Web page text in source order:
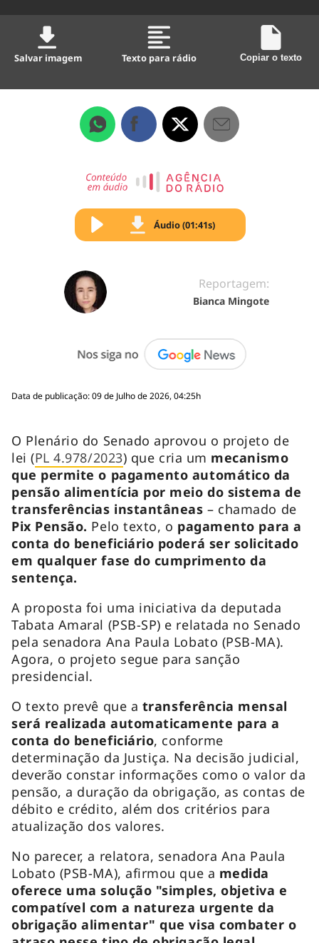
Salvar imagem Texto para rádio Copiar o texto
Áudio (01:41s)
Reportagem:
Bianca Mingote
Data de publicação: 09 de Julho de 2026, 04:25h
O Plenário do Senado aprovou o projeto de
lei (PL 4.978/2023) que cria um mecanismo
que permite o pagamento automático da
pensão alimentícia por meio do sistema de
transferências instantâneas– chamado de
Pix Pensão. Pelo texto, o pagamento para a
conta do beneficiário poderá ser solicitado
em qualquer fase do cumprimento da
sentença.
A proposta foi uma iniciativa da deputada
Tabata Amaral (PSB-SP) e relatada no Senado
pela senadora Ana Paula Lobato (PSB-MA).
Agora, o projeto segue para sanção
presidencial.
O texto prevê que a transferência mensal
será realizada automaticamente para a
conta do beneficiário, conforme
determinação da Justiça. Na decisão judicial,
deverão constar informações como o valor da
pensão, a duração da obrigação, as contas de
débito e crédito, além dos critérios para
atualização dos valores.
No parecer, a relatora, senadora Ana Paula
Lobato (PSB-MA), afirmou que a medida
oferece uma solução "simples, objetiva e
compatível com a natureza urgente da
obrigação alimentar" que visa combater o